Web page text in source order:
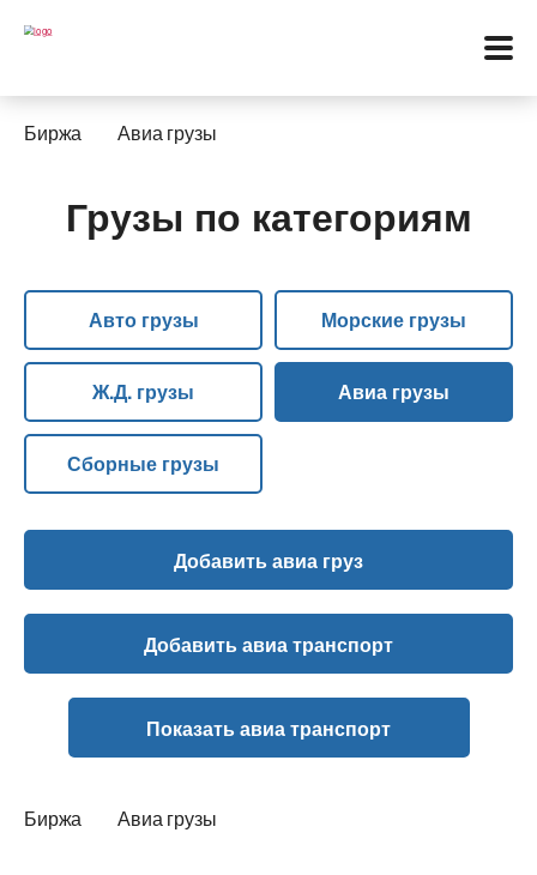
Меню
Услуги
Контакты
Биржа
Биржа Авиа грузы
Грузы по категориям
Авто грузы Морские грузы
Ж.Д. грузы Авиа грузы
Сборные грузы
Добавить авиа груз
Добавить авиа транспорт
Показать авиа транспорт
Биржа Авиа грузы